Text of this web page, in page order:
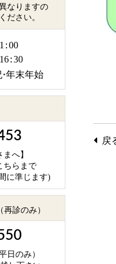
戻
なりますの
ださい。
1：00
6：30
年末年始
へ】
ちらまで
に準じます)
（再診のみ）
日のみ）